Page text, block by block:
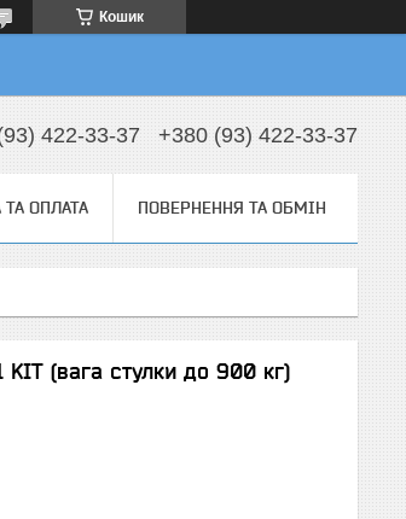
Кошик
422-33-37 +380 (93) 422-33-37
ТА ОПЛАТА ПОВЕРНЕННЯ ТА ОБМІН
KIT (вага стулки до 900 кг)